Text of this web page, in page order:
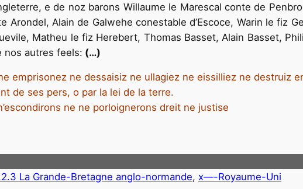
e de noz barons Willaume le Marescal conte de
Arondel, Alain de Galwehe conestable d’Escoce, Warin le fiz
Matheu le fiz Herebert, Thomas Basset, Alain Basset,
nos autres feels: (…)
emprisonez ne dessaisiz ne uIlagiez ne eissilliez ne destruiz
de ses pers, o par la lei de la terre.
ne ne porloignerons dreit ne justise
La Grande-Bretagne anglo-normande, x—-Royaume-Uni